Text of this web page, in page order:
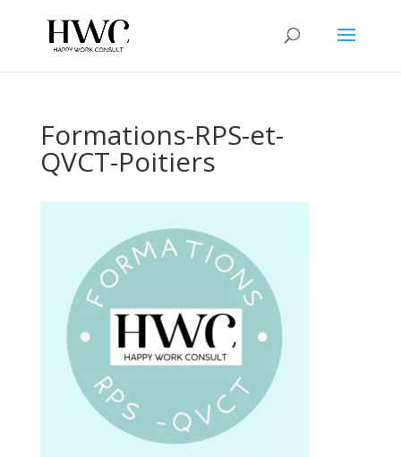
Formations-RPS-et-
QVCT-Poitiers